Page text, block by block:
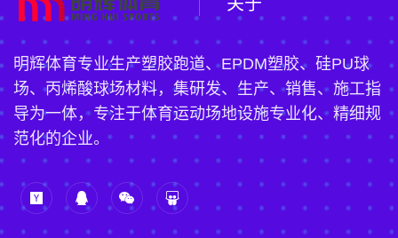
明辉体育专业生产塑胶跑道、EPDM塑胶、硅PU球
场、丙烯酸球场材料，集研发、生产、销售、施工指
导为一体，专注于体育运动场地设施专业化、精细规
范化的企业。